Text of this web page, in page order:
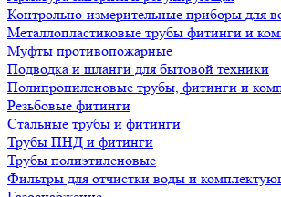
Контрольно-измерительные приборы для
Металлопластиковые трубы фитинги и
Муфты противопожарные
Подводка и шланги для бытовой техники
Полипропиленовые трубы, фитинги и
Резьбовые фитинги
Стальные трубы и фитинги
Трубы ПНД и фитинги
Трубы полиэтиленовые
Фильтры для отчистки воды и